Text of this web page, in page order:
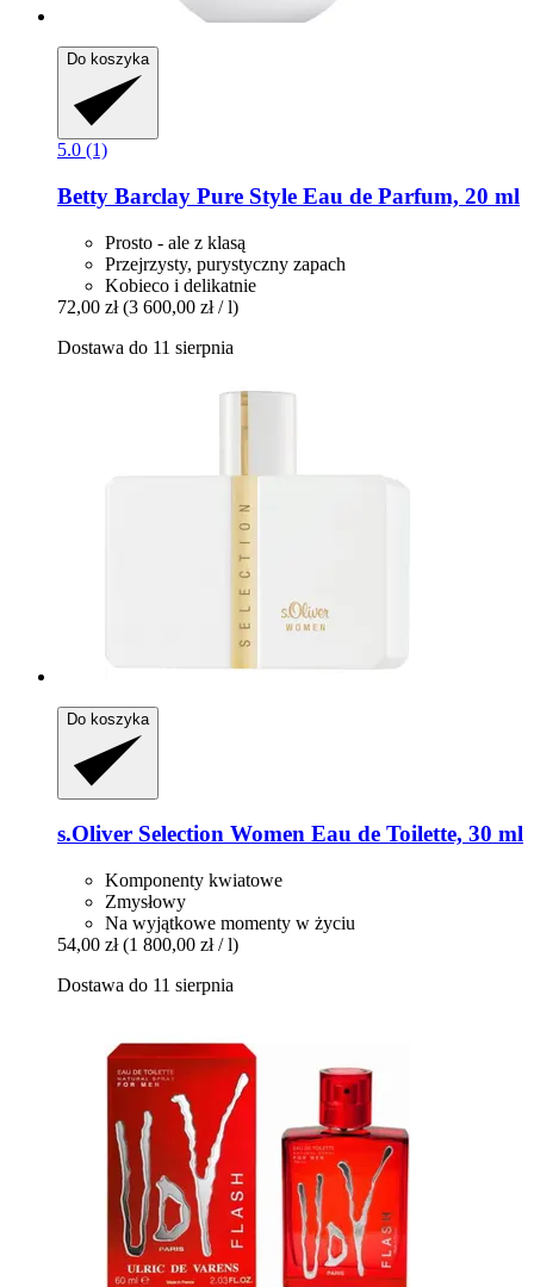
Do koszyka
5.0 (1)
Betty Barclay Pure Style Eau de Parfum, 20 ml
Prosto - ale z klasą
Przejrzysty, purystyczny zapach
Kobieco i delikatnie
72,00 zł (3 600,00 zł / l)
Dostawa do 11 sierpnia
Do koszyka
s.Oliver Selection Women Eau de Toilette, 30 ml
Komponenty kwiatowe
Zmysłowy
Na wyjątkowe momenty w życiu
54,00 zł (1 800,00 zł / l)
Dostawa do 11 sierpnia